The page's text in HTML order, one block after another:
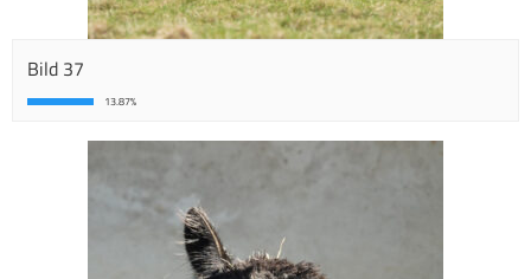
Bild 37
13.87%